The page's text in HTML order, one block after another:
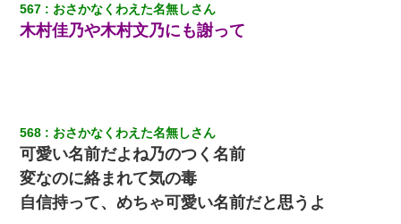
クラスで一人無口で誰とも話さない男子がいた。→修学旅行に来
なかったその男子に女子達がお土産を渡した。5分後…
生保レディと行為する為に駆け引きしてみた結果ｗｗｗｗｗｗｗ
ｗｗｗｗｗ
「パワハラを受けたから思い切って転職した」とSNSで呟いた
ら、速攻でパワハラかました元上司がLINEを送ってきた。
567 おさかなくわえた名無しさん
木村佳乃や木村文乃にも謝って
568 おさかなくわえた名無しさん
可愛い名前だよね乃のつく名前
変なのに絡まれて気の毒
自信持って、めちゃ可愛い名前だと思うよ